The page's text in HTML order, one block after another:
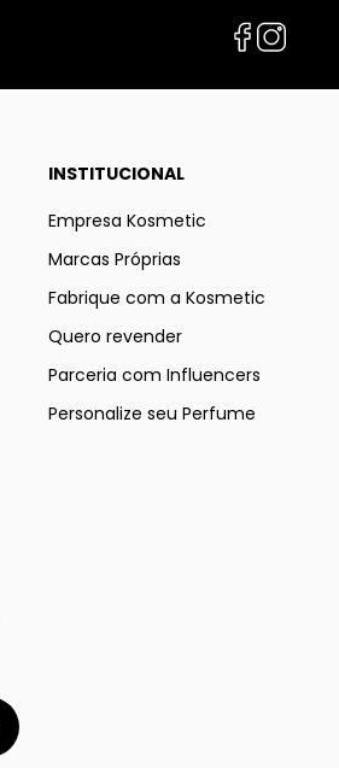
INSTITUCIONAL
Empresa Kosmetic
Marcas Próprias
Fabrique com a Kosmetic
Quero revender
Parceria com Influencers
Personalize seu Perfume